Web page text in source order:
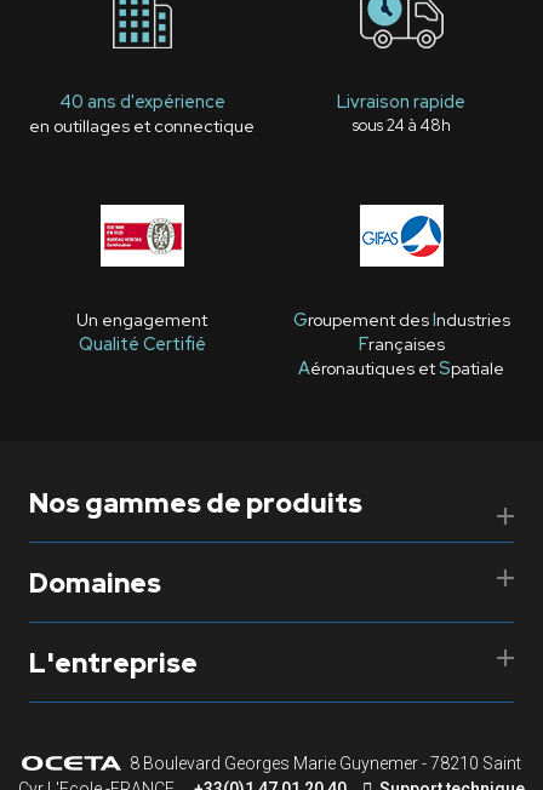
40 ans d'expérience
en outillages et connectique
Livraison rapide
sous 24 à 48h
Un engagement
Qualité Certifié
Groupement desIndustries
Françaises
Aéronautiques etSpatiale
Nos gammes de produits
Domaines
L'entreprise
8 Boulevard Georges Marie Guynemer - 78210 Saint